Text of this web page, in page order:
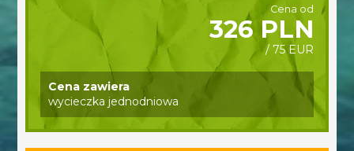
Cena od
326 PLN
/ 75 EUR
Cena zawiera
wycieczka jednodniowa